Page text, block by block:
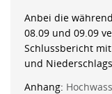
Anbei die
08.09 und 09.09
Schlussbericht
und
Anhang: